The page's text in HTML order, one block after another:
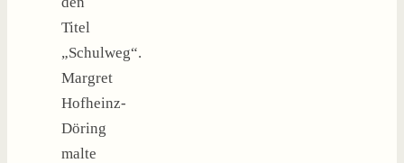
Titel
„Schulweg“.
Margret
Hofheinz-
Döring
malte